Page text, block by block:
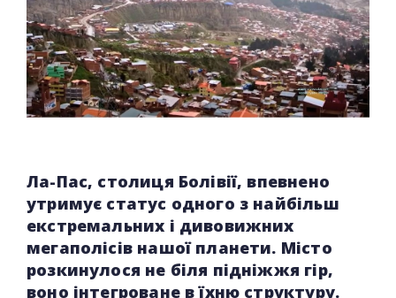
Ла-Пас, столиця Болівії, впевнено
утримує статус одного з найбільш
екстремальних і дивовижних
мегаполісів нашої планети. Місто
розкинулося не біля підніжжя гір,
воно інтегроване в їхню структуру.